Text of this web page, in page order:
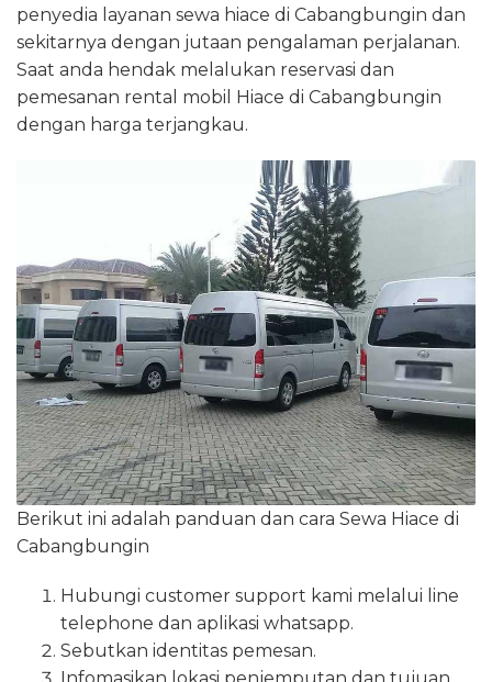
penyedia layanan sewa hiace di Cabangbungin dan
sekitarnya dengan jutaan pengalaman perjalanan.
Saat anda hendak melalukan reservasi dan
pemesanan rental mobil Hiace di Cabangbungin
dengan harga terjangkau.
Berikut ini adalah panduan dan cara Sewa Hiace di
Cabangbungin
Hubungi customer support kami melalui line
telephone dan aplikasi whatsapp.
Sebutkan identitas pemesan.